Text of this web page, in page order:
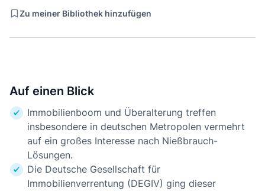
Zu meiner Bibliothek hinzufügen
Auf einen Blick
Immobilienboom und Überalterung treffen
insbesondere in deutschen Metropolen vermehrt
auf ein großes Interesse nach Nießbrauch-
Lösungen.
Die Deutsche Gesellschaft für
Immobilienverrentung (DEGIV) ging dieser